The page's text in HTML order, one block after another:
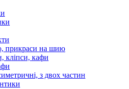
прикраси на шию
кліпси, кафи
з двох частин